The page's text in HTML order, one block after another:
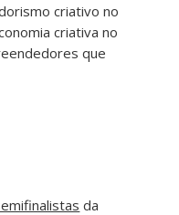
criativo no
criativa no
que
da